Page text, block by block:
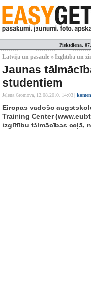
Piektdiena,
Latvijā un pasaulē » Izglītība un
Jaunas
studentiem
Jeļena Gromova, 12.08.2010. 14:03
Eiropas vadošo
Training Center
izglītību tālmācības ceļā,